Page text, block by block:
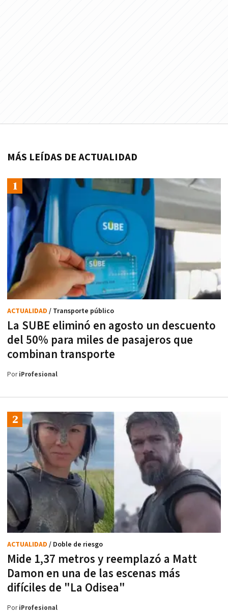
MÁS LEÍDAS DE ACTUALIDAD
La SUBE eliminó en agosto un descuento
del 50% para miles de pasajeros que
combinan transporte
ACTUALIDAD / Transporte público
PoriProfesional
Mide 1,37 metros y reemplazó a Matt
Damon en una de las escenas más
difíciles de "La Odisea"
ACTUALIDAD / Doble de riesgo
PoriProfesional